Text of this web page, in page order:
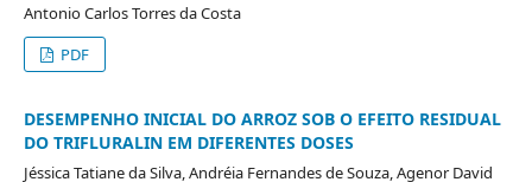
Antonio Carlos Torres da Costa
PDF
DESEMPENHO INICIAL DO ARROZ SOB O EFEITO RESIDUAL
DO TRIFLURALIN EM DIFERENTES DOSES
Jéssica Tatiane da Silva, Andréia Fernandes de Souza, Agenor David